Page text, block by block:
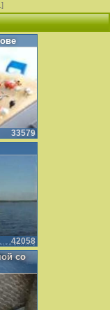
33579
42058
со